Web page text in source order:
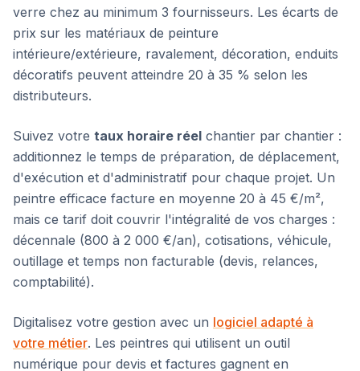
verre chez au minimum 3 fournisseurs. Les écarts de
prix sur les matériaux de peinture
intérieure/extérieure, ravalement, décoration, enduits
décoratifs peuvent atteindre 20 à 35 % selon les
distributeurs.
Suivez votre taux horaire réel chantier par chantier :
additionnez le temps de préparation, de déplacement,
d'exécution et d'administratif pour chaque projet. Un
peintre efficace facture en moyenne 20 à 45 €/m²,
mais ce tarif doit couvrir l'intégralité de vos charges :
décennale (800 à 2 000 €/an), cotisations, véhicule,
outillage et temps non facturable (devis, relances,
comptabilité).
Digitalisez votre gestion avec un logiciel adapté à
votre métier. Les peintres qui utilisent un outil
numérique pour devis et factures gagnent en